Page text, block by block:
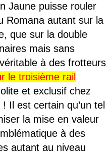
Jaune puisse rouler
Romana autant sur la
que sur la double
mais sans
à des frotteurs
le troisième rail
et exclusif chez
! Il est certain qu’un tel
la mise en valeur
à des
autant au niveau